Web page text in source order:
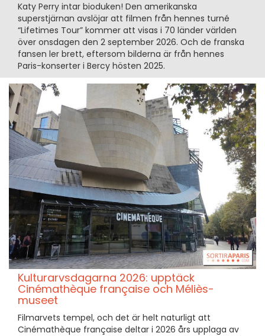
Katy Perry intar bioduken! Den amerikanska
superstjärnan avslöjar att filmen från hennes turné
“Lifetimes Tour” kommer att visas i 70 länder världen
över onsdagen den 2 september 2026. Och de franska
fansen ler brett, eftersom bilderna är från hennes
Paris-konserter i Bercy hösten 2025.
Kulturarvsdagarna 2026: upptäck
Cinémathèque française och Méliès-
museet
Filmarvets tempel, och det är helt naturligt att
Cinémathèque française deltar i 2026 års upplaga av